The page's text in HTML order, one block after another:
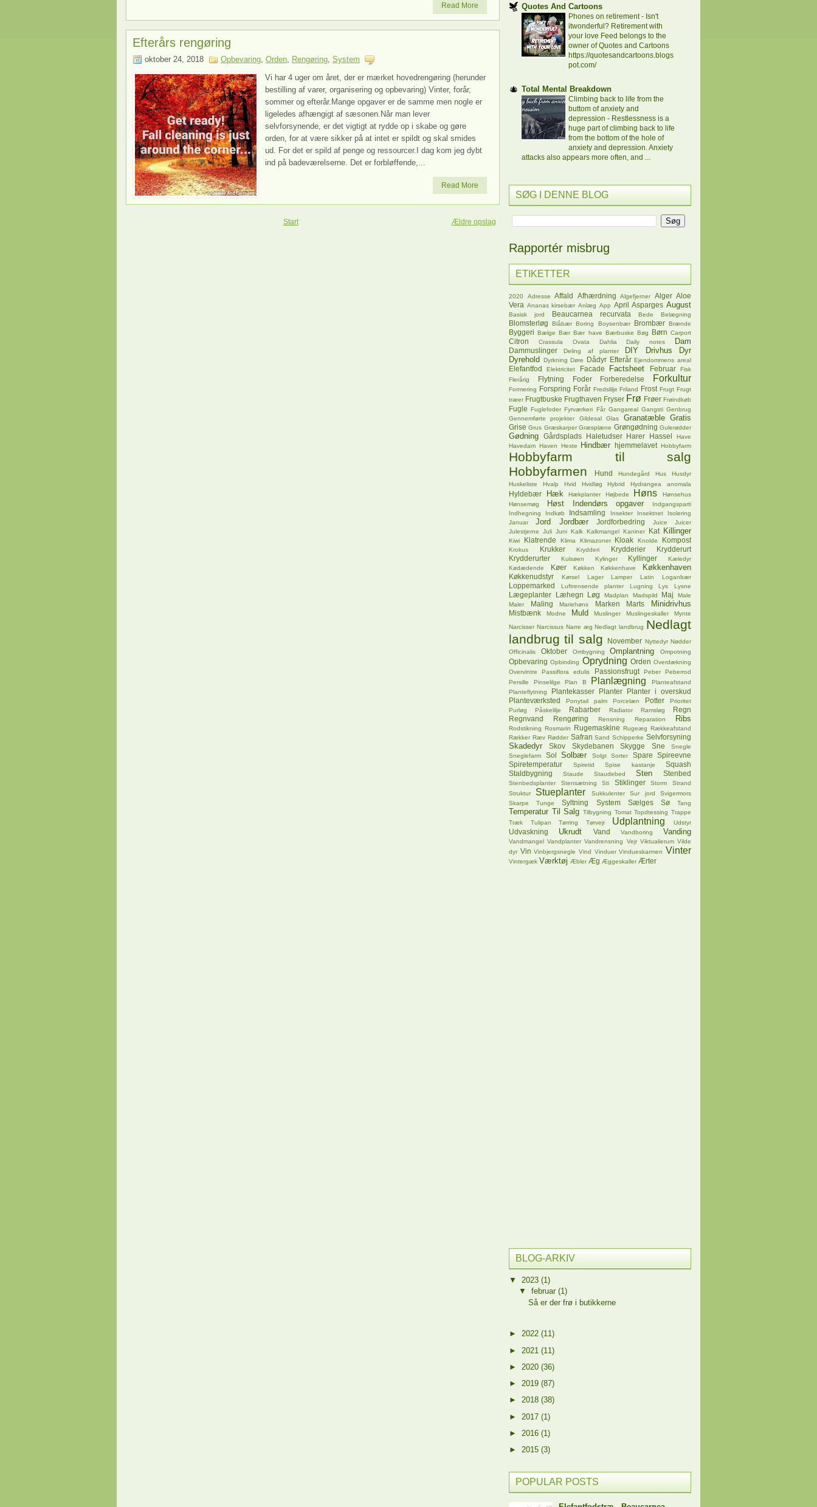
Read More
Efterårs rengøring
oktober 24, 2018 Opbevaring Orden Rengøring System
Vi har 4 uger om året, der er mærket hovedrengøring (herunder
bestilling af varer, organisering og opbevaring) Vinter, forår,
sommer og efterår.Mange opgaver er de samme men nogle er
ligeledes afhængigt af sæsonen.Når man lever
selvforsynende, er det vigtigt at rydde op i skabe og gøre
orden, for at være sikker på at intet er spildt og skal smides
ud. For det er spild af penge og ressourcer.I dag kom jeg dybt
ind på badeværelserne. Det er forbløffende,...
Read More
Ældre opslag
Start
Quotes And Cartoons
Phones on retirement- Isn't
itwonderful? Retirement with
your love Feed belongs to the
owner of Quotes and Cartoons
https://quotesandcartoons.blogs
pot.com/
Total Mental Breakdown
Climbing back to life from the
buttom of anxiety and
depression - Restlessness is a
huge part of climbing back to life
from the bottom of the hole of
anxiety and depression. Anxiety
attacks also appears more often, and ...
SØG I DENNE BLOG
Rapportér misbrug
ETIKETTER
2020 Adresse Affald Afhærdning Algefjerner Alger Aloe
Vera Ananas kirsebær Anlæg App April Asparges August
Basisk jord Beaucarnea recurvata Bede Belægning
Blomsterløg Blåbær Boring Boysenbær Brombær Brænde
Byggeri Bælge Bær Bær have Bærbuske Bøg Børn Carport
Citron Crassula Ovata Dahlia Daily notes Dam
Dammuslinger Deling af planter DIY Drivhus
Dyr
Dyrehold
Dyrkning Døre Dådyr Efterår Ejendommens areal
Elefantfod Elektricitet Facade Factsheet Februar
Fisk
Flerårig
Flytning Foder Forberedelse Forkultur
Formering Forspring Forår Fredslilje Friland Frost Frugt Frugt
træer Frugtbuske Frugthaven Fryser Frø Frøer Frøindkøb
Fugle Fuglefoder Fyrværkeri Får Gangareal Gangsti Genbrug
Gennemførte projekter
Gildesal Glas Granatæble Gratis
Grise Grus Græskarper Græsplæne Grøngødning Gulerødder
Gødning Gårdsplads Haletudser Harer Hassel
Have
Havedam Haven Heste Hindbær hjemmelavet Hobbyfarm
Hobbyfarm til salg
Hobbyfarmen
Hund Hundegård Hus
Husdyr
Huskeliste
Hvalp Hvid Hvidløg Hybrid Hydrangea anomala
Hyldebær Hæk Hækplanter Højbede Høns
Hønsehus
Hønsemøg
Høst Indendørs opgaver
Indgangsparti
Indhegning
Indkøb Indsamling Insekter Insektnet
Isolering
Januar
Jord Jordbær Jordforbedring Juice
Juicer
Julestjerne
Juli Juni Kalk Kalkmangel Kaniner Kat Killinger
Kiwi Klatrende Klima Klimazoner Kloak Knolde Kompost
Krokus Krukker Krydderi Krydderier
Krydderurt
Krydderurter
Kulsøen Kylinger Kyllinger
Kæledyr
Kødædende
Køer Køkken Køkkenhave Køkkenhaven
Køkkenudstyr Kørsel Lager Lamper Latin Loganbær
Loppemarked Luftrensende planter Lugning Lys Lysne
Lægeplanter Læhegn Løg Madplan Madspild Maj
Male
Maler
Maling Mariehøns Marken Marts Minidrivhus
Mistbænk Modne Muld Muslinger Muslingeskaller
Mynte
Narcisser Narcissus Narre æg Nedlagt landbrug Nedlagt
landbrug til salg
November Nyttedyr Nødder
Officinalis
Oktober Ombygning Omplantning Ompotning
Opbevaring Opbinding Oprydning Orden Overdækning
Overvintre
Passiflora edulis Passionsfrugt Peber
Peberrod
Persille
Pinselilge Plan B Planlægning
Planteafstand
Planteflytning
Plantekasser Planter
Planter i overskud
Planteværksted
Ponytail palm Porcelæn Potter
Prioritet
Purløg
Påskelilje Rabarber Radiator Ramsløg
Regn
Regnvand
Rengøring Rensning Reparation Ribs
Rodstikning Rosmarin Rugemaskine Rugeæg Rækkeafstand
Rækker Ræv Rødder Safran Sand Schipperke Selvforsyning
Skadedyr Skov Skydebanen Skygge Sne
Snegle
Sneglefarm
Sol Solbær Solgt Sorter Spare
Spireevne
Spiretemperatur
Spiretid Spise kastanje
Squash
Staldbygning
Staude Staudebed Sten Stenbed
Stenbedsplanter Stensætning Sti Stiklinger Storm
Strand
Struktur
Stueplanter Sukkulenter Sur jord
Svigermors
Skarpe Tunge
Syltning System Sælges Sø Tang
Temperatur Til Salg Tilbygning Tomat Topdtessing Trappe
Træk
Tulipan Tørring Tørvejr Udplantning Udstyr
Udvaskning Ukrudt Vand Vandboring Vanding
Vandmangel Vandplanter Vandrensning Vejr Viktualierum Vilde
dyr Vin Vinbjergsnegle Vind Vinduer Vindueskarmen Vinter
Vintergæk Værktøj Æbler Æg Æggeskaller Ærter
BLOG-ARKIV
▼ 2023 (1)
▼ februar (1)
Så er der frø i butikkerne
► 2022 (11)
► 2021 (11)
► 2020 (36)
► 2019 (87)
► 2018 (38)
► 2017 (1)
► 2016 (1)
► 2015 (3)
POPULAR POSTS